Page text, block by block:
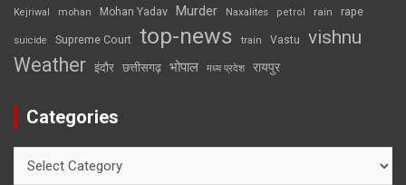
Kejriwal mohan Mohan Yadav Murder Naxalites petrol rain rape
suicide Supreme Court top-news train Vastu vishnu
Weather इंदौर छत्तीसगढ़ भोपाल मध्य प्रदेश रायपुर
Categories